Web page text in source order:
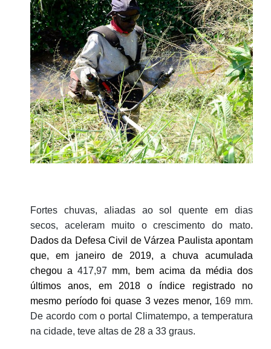
Fortes chuvas, aliadas ao sol quente em dias
secos, aceleram muito o crescimento do mato.
Dados da Defesa Civil de Várzea Paulista apontam
que, em janeiro de 2019, a chuva acumulada
chegou a417,97 mm, bem acima da média dos
últimos anos, em 2018 o índice registrado no
mesmo período foi quase 3 vezes menor, 169 mm.
De acordo com o portal Climatempo, a temperatura
na cidade, teve altas de 28 a 33 graus.